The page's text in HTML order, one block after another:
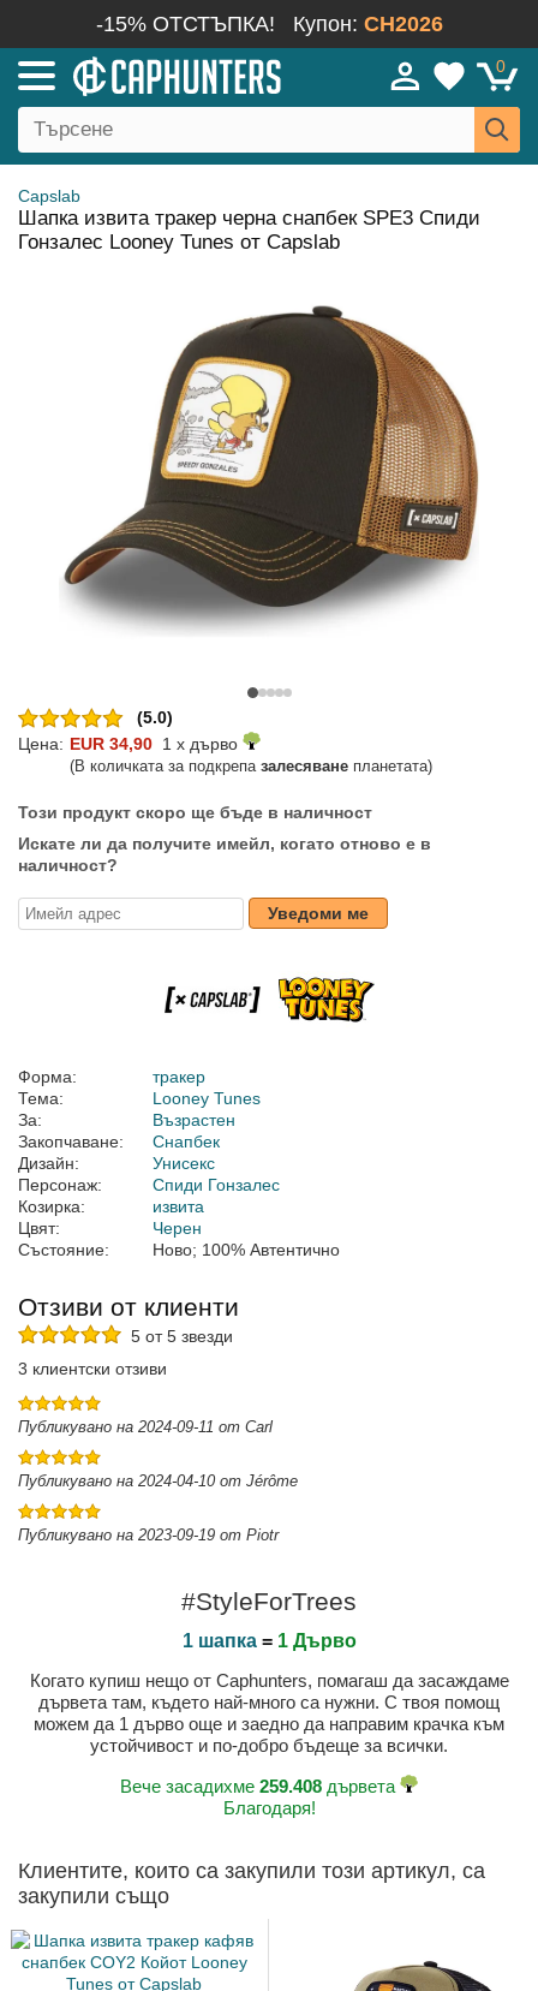
-15% ОТСТЪПКА! Купон: CH2026
0
Capslab
Шапка извита тракер черна снапбек SPE3 Спиди
Гонзалес Looney Tunes от Capslab
(5.0)
Цена: EUR 34,90 1 x дърво
(В количката за подкрепа залесяване планетата)
Този продукт скоро ще бъде в наличност
Искате ли да получите имейл, когато отново е в
наличност?
Уведоми ме
Форма:
тракер
Тема:
Looney Tunes
За:
Възрастен
Закопчаване:
Снапбек
Дизайн:
Унисекс
Персонаж:
Спиди Гонзалес
Козирка:
извита
Цвят:
Черен
Състояние:
Ново; 100% Автентично
Отзиви от клиенти
5 от 5 звезди
3 клиентски отзиви
Публикувано на 2024-09-11 от Carl
Публикувано на 2024-04-10 от Jérôme
Публикувано на 2023-09-19 от Piotr
#StyleForTrees
1 шапка= 1 Дърво
Когато купиш нещо от Caphunters, помагаш да засаждаме
дървета там, където най-много са нужни. С твоя помощ
можем да 1 дърво още и заедно да направим крачка към
устойчивост и по-добро бъдеще за всички.
Вече засадихме 259.408 дървета
Благодаря!
Клиентите, които са закупили този артикул, са
закупили също